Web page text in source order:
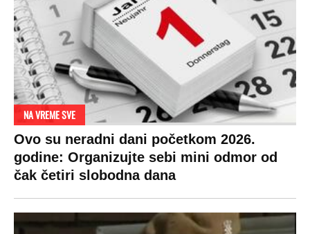
NA VREME SVE
Ovo su neradni dani početkom 2026.
godine: Organizujte sebi mini odmor od
čak četiri slobodna dana